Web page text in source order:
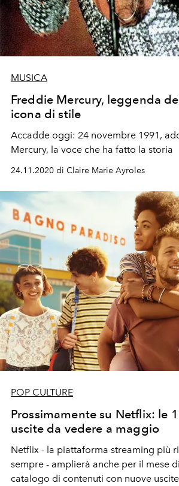
MUSICA
Freddie Mercury, leggenda
icona di stile
Accadde oggi: 24 novembre 1991,
Mercury, la voce che ha fatto la storia
24.11.2020 di Claire Marie Ayroles
POP CULTURE
Prossimamente su Netflix: le
uscite da vedere a maggio
Netflix - la piattaforma streaming più
sempre - amplierà anche per il mese
catalogo di contenuti con nuove